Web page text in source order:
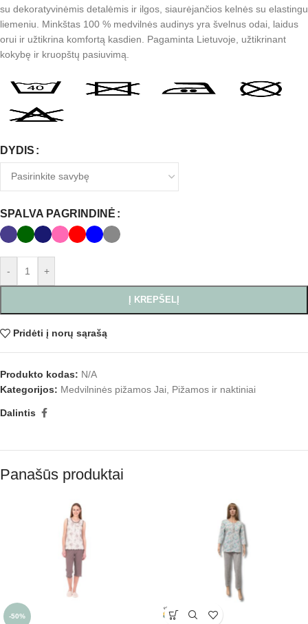
su dekoratyvinėmis detalėmis ir ilgos, siaurėjančios kelnės su elastingu
liemeniu. Minkštas 100 % medvilnės audinys yra švelnus odai, laidus
orui ir užtikrina komfortą kasdien. Pagaminta Lietuvoje, užtikrinant
kokybę ir kruopštų pasiuvimą.
DYDIS
SPALVA PAGRINDINĖ
- +
Į KREPŠELĮ
Pridėti į norų sąrašą
Produkto kodas: N/A
Kategorijos: Medvilninės pižamos Jai Pižamos ir naktiniai
Dalintis
Panašūs produktai
-50%